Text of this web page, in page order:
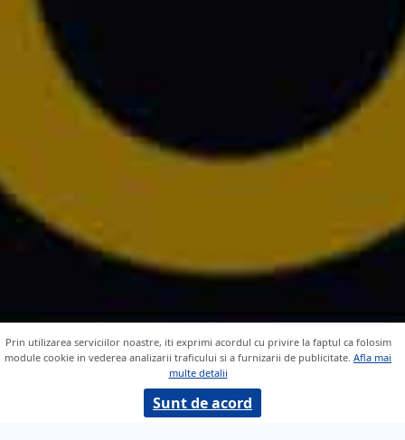
Prin utilizarea serviciilor noastre, iti exprimi acordul cu privire la faptul ca folosim
module cookie in vederea analizarii traficului si a furnizarii de publicitate. Afla mai
multe detalii
Sunt de acord